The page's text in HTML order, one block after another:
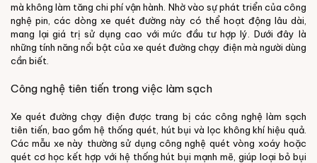
mà không làm tăng chi phí vận hành. Nhờ vào sự phát triển của công
nghệ pin, các dòng xe quét đường này có thể hoạt động lâu dài,
mang lại giá trị sử dụng cao với mức đầu tư hợp lý. Dưới đây là
những tính năng nổi bật của xe quét đường chạy điện mà người dùng
cần biết.
Công nghệ tiên tiến trong việc làm sạch
Xe quét đường chạy điện được trang bị các công nghệ làm sạch
tiên tiến, bao gồm hệ thống quét, hút bụi và lọc không khí hiệu quả.
Các mẫu xe này thường sử dụng công nghệ quét vòng xoáy hoặc
quét cơ học kết hợp với hệ thống hút bụi mạnh mẽ, giúp loại bỏ bụi